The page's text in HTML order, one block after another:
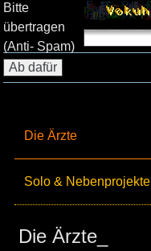
Die Ärzte
Solo & Nebenprojekte
Die Ärzte_
Bitte
übertragen
(Anti- Spam)